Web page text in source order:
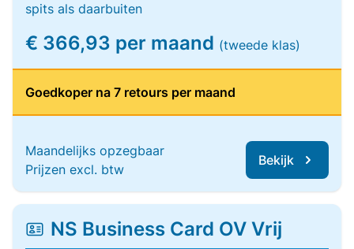
spits als daarbuiten
€ 366,93 per maand (tweede klas)
Goedkoper na 7 retours per maand
Maandelijks opzegbaar
Prijzen excl. btw
Bekijk
NS Business Card OV Vrij